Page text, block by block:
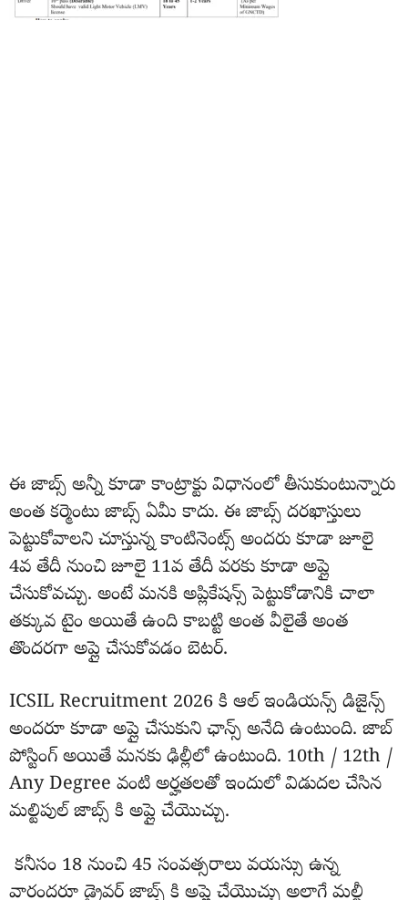
ఈ జాబ్స్ అన్నీ కూడా కాంట్రాక్టు విధానంలో తీసుకుంటున్నారు
అంత కర్మెంటు జాబ్స్ ఏమీ కాదు. ఈ జాబ్స్ దరఖాస్తులు
పెట్టుకోవాలని చూస్తున్న కాంటినెంట్స్ అందరు కూడా జూలై
4వ తేదీ నుంచి జూలై 11వ తేదీ వరకు కూడా అప్లై
చేసుకోవచ్చు. అంటే మనకి అప్లికేషన్స్ పెట్టుకోడానికి చాలా
తక్కువ టైం అయితే ఉంది కాబట్టి అంత వీలైతే అంత
తొందరగా అప్లై చేసుకోవడం బెటర్.
ICSIL Recruitment 2026 కి ఆల్ ఇండియన్స్ డిజైన్స్
అందరూ కూడా అప్లై చేసుకుని ఛాన్స్ అనేది ఉంటుంది. జాబ్
పోస్టింగ్ అయితే మనకు ఢిల్లీలో ఉంటుంది. 10th / 12th /
Any Degree వంటి అర్హతలతో ఇందులో విడుదల చేసిన
మల్టిపుల్ జాబ్స్ కి అప్లై చేయొచ్చు.
కనీసం 18 నుంచి 45 సంవత్సరాలు వయస్సు ఉన్న
వారందరూ డ్రైవర్ జాబ్స్ కి అప్లై చేయొచ్చు అలాగే మల్టీ